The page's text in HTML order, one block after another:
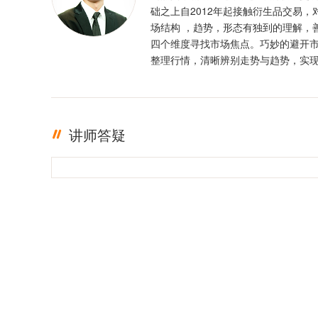
础之上自2012年起接触衍生品交易，
场结构 ，趋势，形态有独到的理解，
四个维度寻找市场焦点。巧妙的避开
整理行情，清晰辨别走势与趋势，实
讲师答疑